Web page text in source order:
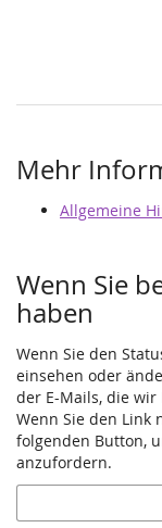
Mehr
Allgemeine
Wenn Sie
haben
Wenn Sie den
einsehen oder
der E-Mails, die
Wenn Sie den Link
folgenden Button,
anzufordern.